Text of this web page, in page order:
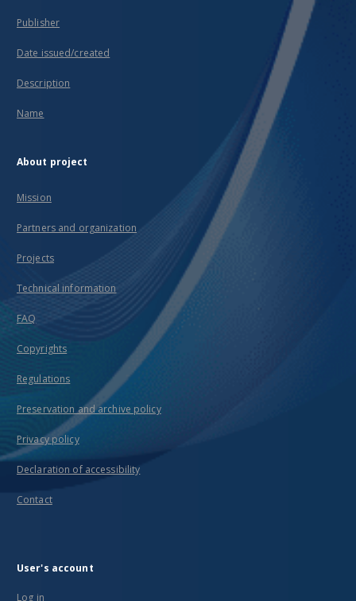
Publisher
Date issued/created
Description
Name
About project
Mission
Partners and organization
Projects
Technical information
FAQ
Copyrights
Regulations
Preservation and archive policy
Privacy policy
Declaration of accessibility
Contact
User's account
Log in